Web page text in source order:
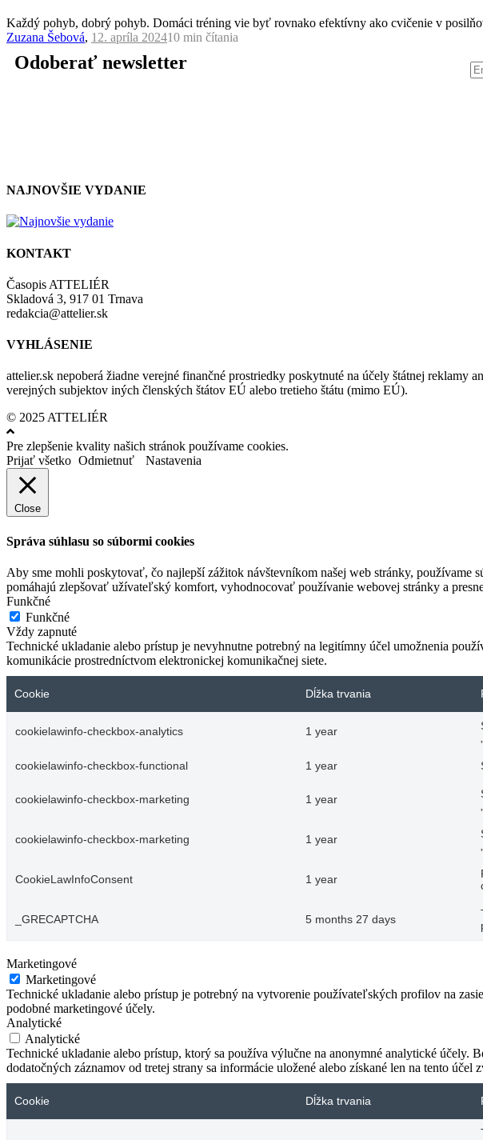
Každý pohyb, dobrý pohyb. Domáci tréning vie byť rovnako efektívny ako cvičenie v
Zuzana Šebová, 12. apríla 202410 min čítania
Odoberať newsletter
NAJNOVŠIE VYDANIE
KONTAKT
Časopis ATTELIÉR
Skladová 3, 917 01 Trnava
redakcia@attelier.sk
VYHLÁSENIE
attelier.sk nepoberá žiadne verejné finančné prostriedky poskytnuté na účely štátnej
verejných subjektov iných členských štátov EÚ alebo tretieho štátu (mimo EÚ).
© 2025 ATTELIÉR
Pre zlepšenie kvality našich stránok používame cookies.
Prijať všetko Odmietnuť Nastavenia
Close
Správa súhlasu so súbormi cookies
Aby sme mohli poskytovať, čo najlepší zážitok návštevníkom našej web stránky, používame
pomáhajú zlepšovať užívateľský komfort, vyhodnocovať používanie webovej stránky a
Funkčné
Funkčné
Vždy zapnuté
Technické ukladanie alebo prístup je nevyhnutne potrebný na legitímny účel umožnenia
komunikácie prostredníctvom elektronickej komunikačnej siete.
Cookie Dĺžka trvania
cookielawinfo-checkbox-analytics 1 year
cookielawinfo-checkbox-functional 1 year
cookielawinfo-checkbox-marketing 1 year
cookielawinfo-checkbox-marketing 1 year
CookieLawInfoConsent 1 year
_GRECAPTCHA 5 months 27 days
Marketingové
Marketingové
Technické ukladanie alebo prístup je potrebný na vytvorenie používateľských profilov na
podobné marketingové účely.
Analytické
Analytické
Technické ukladanie alebo prístup, ktorý sa používa výlučne na anonymné analytické
dodatočných záznamov od tretej strany sa informácie uložené alebo získané len na tento
Cookie Dĺžka trvania